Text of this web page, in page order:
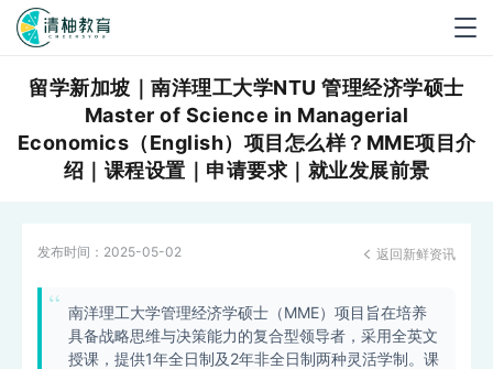
留学新加坡｜南洋理工大学NTU 管理经济学硕士
Master of Science in Managerial
Economics（English）项目怎么样？MME项目介
绍｜课程设置｜申请要求｜就业发展前景
发布时间： 2025-05-02  返回新鲜资讯
南洋理工大学管理经济学硕士（MME）项目旨在培养
具备战略思维与决策能力的复合型领导者，采用全英文
授课，提供1年全日制及2年非全日制两种灵活学制。课